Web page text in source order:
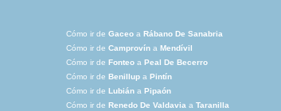
Cómo ir de Gaceo a Rábano De Sanabria
Cómo ir de Camprovín a Mendívil
Cómo ir de Fonteo a Peal De Becerro
Cómo ir de Benillup a Pintín
Cómo ir de Lubián a Pipaón
Cómo ir de Renedo De Valdavia a Taranilla